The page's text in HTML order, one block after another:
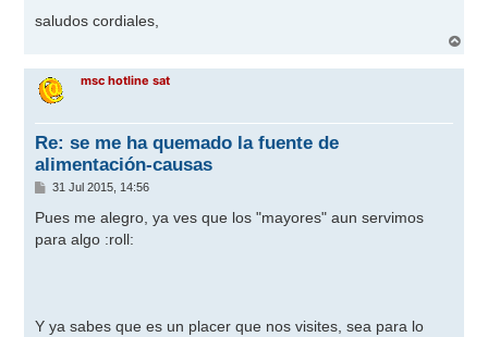
saludos cordiales,
r
msc hotline sat
Re: se me ha quemado la fuente de
alimentación-causas
M
n
a
31 Jul 2015, 14:56
Pues me alegro, ya ves que los "mayores" aun servimos
para algo :roll:
Y ya sabes que es un placer que nos visites, sea para lo